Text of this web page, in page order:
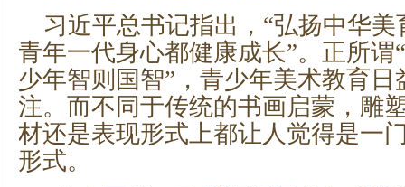
习近平总书记指出，“弘扬中华
青年一代身心都健康成长”。正所谓
少年智则国智”，青少年美术教育
注。而不同于传统的书画启蒙，雕
材还是表现形式上都让人觉得是一
形式。